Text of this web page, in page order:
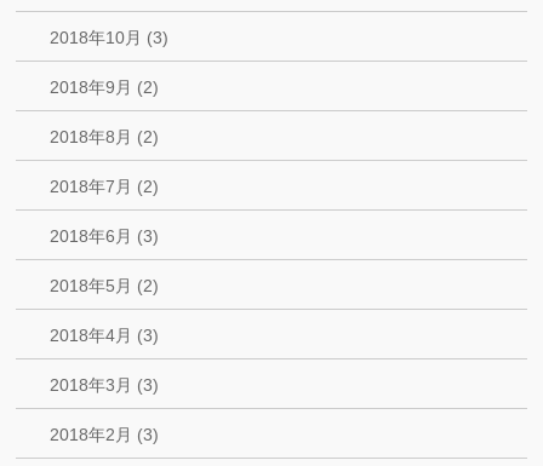
2018年10月 (3)
2018年9月 (2)
2018年8月 (2)
2018年7月 (2)
2018年6月 (3)
2018年5月 (2)
2018年4月 (3)
2018年3月 (3)
2018年2月 (3)